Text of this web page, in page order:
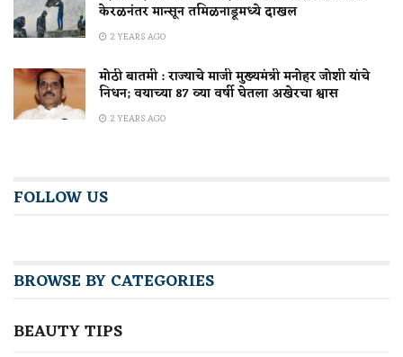
केरळनंतर मान्सून तमिळनाडूमध्ये दाखल
2 YEARS AGO
मोठी बातमी : राज्याचे माजी मुख्यमंत्री मनोहर जोशी यांचे
निधन; वयाच्या 87 व्या वर्षी घेतला अखेरचा श्वास
2 YEARS AGO
FOLLOW US
BROWSE BY CATEGORIES
BEAUTY TIPS